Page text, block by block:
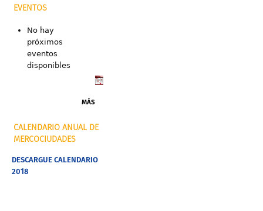
EVENTOS
No hay
próximos
eventos
disponibles
MÁS
CALENDARIO ANUAL DE
MERCOCIUDADES
DESCARGUE CALENDARIO
2018